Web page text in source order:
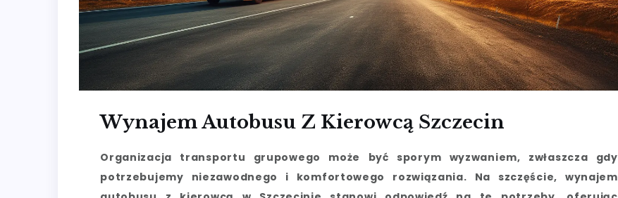
Wynajem Autobusu Z Kierowcą Szczecin
Organizacja transportu grupowego może być sporym wyzwaniem, zwłaszcza gdy
potrzebujemy niezawodnego i komfortowego rozwiązania. Na szczęście, wynajem